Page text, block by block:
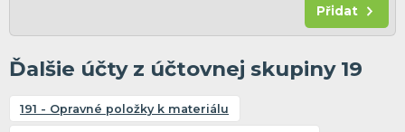
Přidat
Ďalšie účty z účtovnej skupiny 19
191 - Opravné položky k materiálu